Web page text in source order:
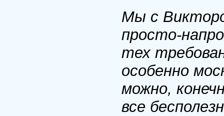
Мы с
просто-
тех
особенно
можно,
все